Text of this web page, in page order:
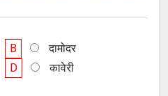
B
दामोदर
D कावेरी